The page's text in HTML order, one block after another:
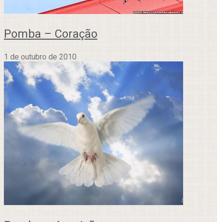
Pomba – Coração
1 de outubro de 2010